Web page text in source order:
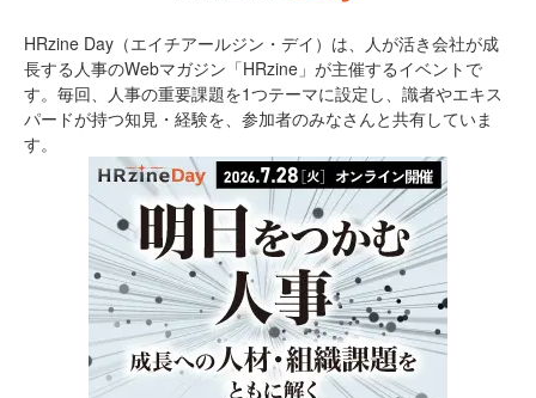
HRzine Day（エイチアールジン・デイ）は、人が活き会社が成
長する人事のWebマガジン「HRzine」が主催するイベントで
す。毎回、人事の重要課題を1つテーマに設定し、識者やエキス
パードが持つ知見・経験を、参加者のみなさんと共有していま
す。